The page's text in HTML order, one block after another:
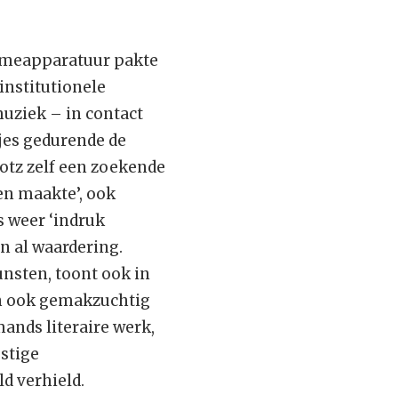
pakte
institutionele
– in contact
gedurende de
zelf een zoekende
maakte’, ook
weer ‘indruk
al waardering.
toont ook in
ook gemakzuchtig
literaire werk,
verhield.